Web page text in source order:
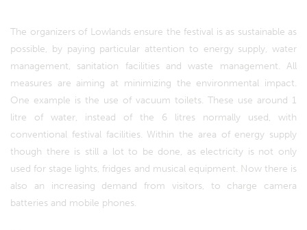
The organizers of Lowlands ensure the festival is as sustainable as
possible, by paying particular attention to energy supply, water
management, sanitation facilities and waste management. All
measures are aiming at minimizing the environmental impact.
One example is the use of vacuum toilets. These use around 1
litre of water, instead of the 6 litres normally used, with
conventional festival facilities. Within the area of energy supply
though there is still a lot to be done, as electricity is not only
used for stage lights, fridges and musical equipment. Now there is
also an increasing demand from visitors, to charge camera
batteries and mobile phones.